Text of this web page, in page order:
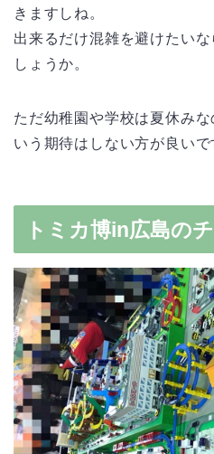
きますしね。
出来るだけ混雑を避けたい
しょうか。
ただ幼稚園や学校は夏休み
いう期待はしない方が良いで
トミカ博in広島の